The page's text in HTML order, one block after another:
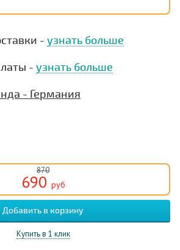
- узнать больше
- узнать больше
- Германия
870
690 руб
Купить в 1 клик